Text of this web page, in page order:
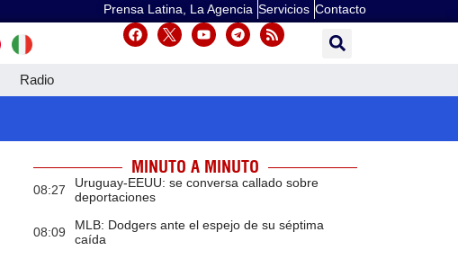
Prensa Latina, La Agencia Servicios Contacto
Radio
MINUTO A MINUTO
08:27
Uruguay-EEUU: se conversa callado sobre
deportaciones
08:09
MLB: Dodgers ante el espejo de su séptima
caída